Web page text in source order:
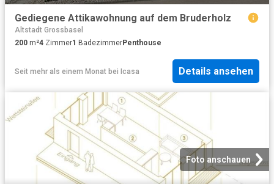
Gediegene Attikawohnung auf dem Bruderholz
Altstadt Grossbasel
200 m²4 Zimmer1 BadezimmerPenthouse
Seit mehr als einem Monat bei Icasa Details ansehen
Foto anschauen